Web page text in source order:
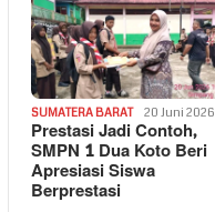
SUMATERA BARAT 20 Juni 2026
Prestasi Jadi Contoh,
SMPN 1 Dua Koto Beri
Apresiasi Siswa
Berprestasi